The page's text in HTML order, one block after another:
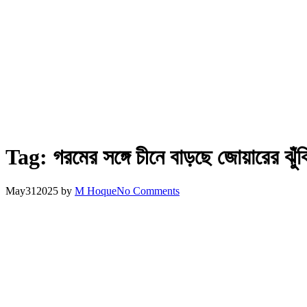
Tag: গরমের সঙ্গে চীনে বাড়ছে জোয়ারের
May31 2025 by M HoqueNo Comments